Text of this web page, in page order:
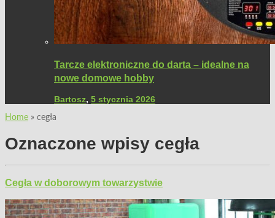
Tarcze elektroniczne do darta – idealne na
nowe domowe hobby
Bartosz, 5 stycznia 2026
Home » cegła
Oznaczone wpisy cegła
Cegła w doborowym towarzystwie